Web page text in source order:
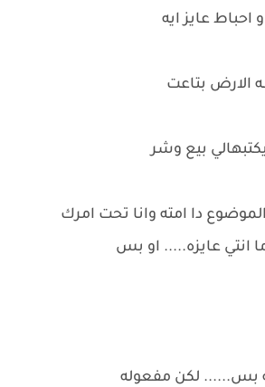
عايز ايه
الارض بتاعت
بيع وشر
دا امته وانا تحت امرك
انتي عايزه..... او بس
بس...... لكن مفعوله